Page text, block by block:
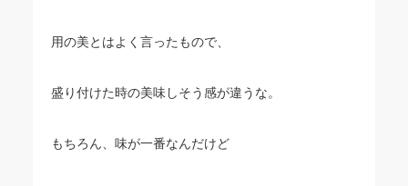
用の美とはよく言ったもので、
盛り付けた時の美味しそう感が違うな。
もちろん、味が一番なんだけど